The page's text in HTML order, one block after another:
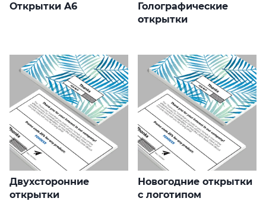
Открытки A6
Голографические
открытки
Двухсторонние
открытки
Новогодние открытки
с логотипом